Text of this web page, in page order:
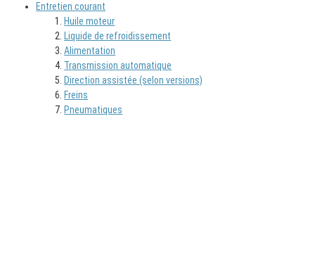
Entretien courant
Huile moteur
Liquide de refroidissement
Alimentation
Transmission automatique
Direction assistée (selon versions)
Freins
Pneumatiques